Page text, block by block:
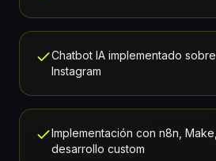
Chatbot IA implementado
Instagram
Implementación con n8n,
desarrollo custom